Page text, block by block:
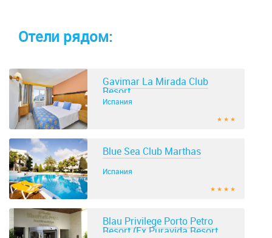
Отели рядом:
Gavimar La Mirada Club
Resort
Испания
★ ★ ★
Blue Sea Club Marthas
Испания
★ ★ ★ ★
Blau Privilege Porto Petro
Resort (Ex Puravida Resort